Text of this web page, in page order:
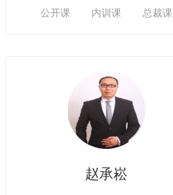
公开课 内训课 总裁课
赵承崧